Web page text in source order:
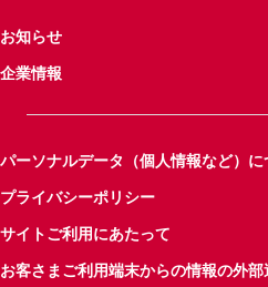
お知らせ
企業情報
パーソナルデータ（個人情報など）に
プライバシーポリシー
サイトご利用にあたって
お客さまご利用端末からの情報の外部